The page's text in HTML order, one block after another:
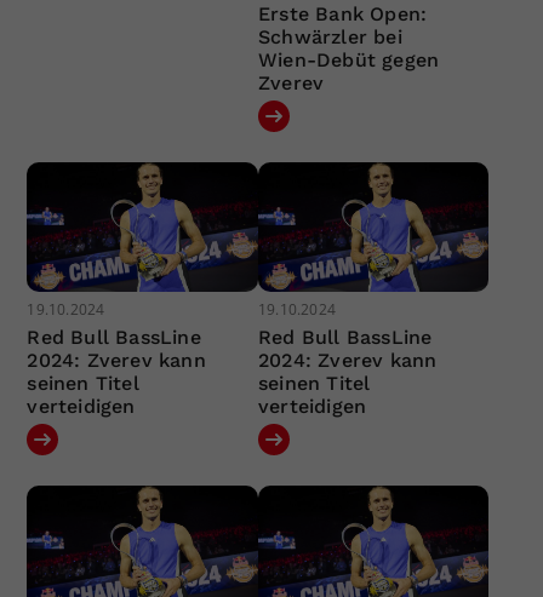
Erste Bank Open:
Schwärzler bei
Wien-Debüt gegen
Zverev
19.10.2024
Red Bull BassLine
2024: Zverev kann
seinen Titel
verteidigen
19.10.2024
Red Bull BassLine
2024: Zverev kann
seinen Titel
verteidigen